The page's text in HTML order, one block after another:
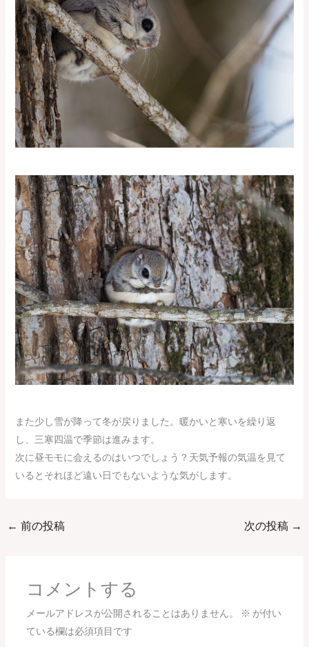
また少し雪が降って冬が戻りました。暖かいと寒いを繰り返
し、三寒四温で季節は進みます。
次に昼モモに会えるのはいつでしょう？天気予報の気温を見て
いるとそれほど遠い日でもないような気がします。
← 前の投稿 次の投稿 →
コメントする
メールアドレスが公開されることはありません。 ※ が付い
ている欄は必須項目です